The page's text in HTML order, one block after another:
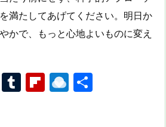
満たしてあげてください。明日か
かで、もっと心地よいものに変え
Bl T
Fl R